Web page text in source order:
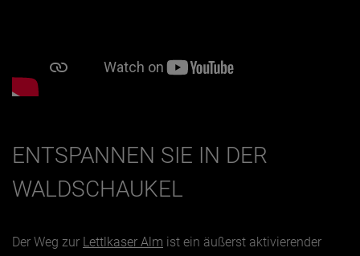
ENTSPANNEN SIE IN DER
WALDSCHAUKEL
Der Weg zur Lettlkaser Alm ist ein äußerst aktivierender